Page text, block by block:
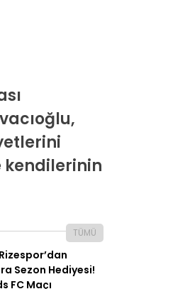
kendilerinin
TÜMÜ
Sezon Hediyesi!
FC Maçı